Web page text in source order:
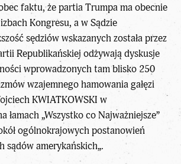
faktu, że partia Trumpa ma obecnie
Kongresu, a w Sądzie
sędziów wskazanych została przez
Republikańskiej odżywają dyskusje
wprowadzonych tam blisko 250
wzajemnego hamowania gałęzi
KWIATKOWSKI w
łamach „Wszystko co Najważniejsze”
ogólnokrajowych postanowień
sądów amerykańskich„.